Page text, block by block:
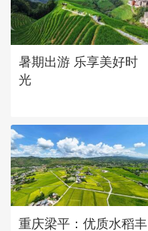
暑期出游 乐享美好时
光
重庆梁平：优质水稻丰